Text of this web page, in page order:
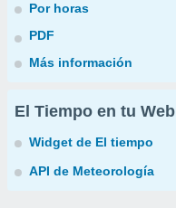
Por horas
PDF
Más información
El Tiempo en tu Web
Widget de El tiempo
API de Meteorología